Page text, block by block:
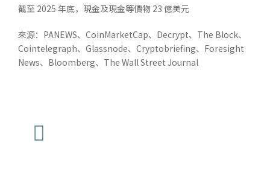
截至 2025 年底，現金及現金等價物 23 億美元
來源：PANEWS、CoinMarketCap、Decrypt、The Block、
Cointelegraph、Glassnode、Cryptobriefing、Foresight
News、Bloomberg、The Wall Street Journal